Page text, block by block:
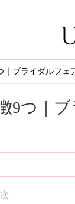
｜ブライダルフェ
9つ｜